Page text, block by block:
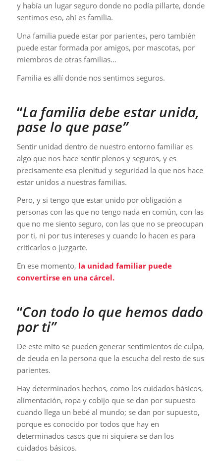
y había un lugar seguro donde no podía pillarte, donde
sentimos eso, ahí es familia.
Una familia puede estar por parientes, pero también
puede estar formada por amigos, por mascotas, por
miembros de otras familias…
Familia es allí donde nos sentimos seguros.
“La familia debe estar unida,
pase lo que pase”
Sentir unidad dentro de nuestro entorno familiar es
algo que nos hace sentir plenos y seguros, y es
precisamente esa plenitud y seguridad la que nos hace
estar unidos a nuestras familias.
Pero, y si tengo que estar unido por obligación a
personas con las que no tengo nada en común, con las
que no me siento seguro, con las que no se preocupan
por ti, ni por tus intereses y cuando lo hacen es para
criticarlos o juzgarte.
En ese momento, la unidad familiar puede
convertirse en una cárcel.
“Con todo lo que hemos dado
por ti”
De este mito se pueden generar sentimientos de culpa,
de deuda en la persona que la escucha del resto de sus
parientes.
Hay determinados hechos, como los cuidados básicos,
alimentación, ropa y cobijo que se dan por supuesto
cuando llega un bebé al mundo; se dan por supuesto,
porque es conocido por todos que hay en
determinados casos que ni siquiera se dan los
cuidados básicos.